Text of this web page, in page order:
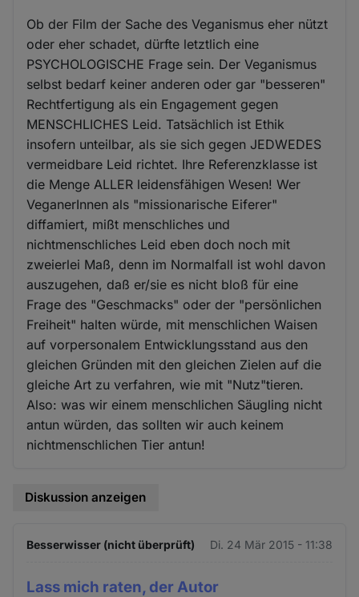
Ob der Film der Sache des Veganismus eher nützt
oder eher schadet, dürfte letztlich eine
PSYCHOLOGISCHE Frage sein. Der Veganismus
selbst bedarf keiner anderen oder gar "besseren"
Rechtfertigung als ein Engagement gegen
MENSCHLICHES Leid. Tatsächlich ist Ethik
insofern unteilbar, als sie sich gegen JEDWEDES
vermeidbare Leid richtet. Ihre Referenzklasse ist
die Menge ALLER leidensfähigen Wesen! Wer
VeganerInnen als "missionarische Eiferer"
diffamiert, mißt menschliches und
nichtmenschliches Leid eben doch noch mit
zweierlei Maß, denn im Normalfall ist wohl davon
auszugehen, daß er/sie es nicht bloß für eine
Frage des "Geschmacks" oder der "persönlichen
Freiheit" halten würde, mit menschlichen Waisen
auf vorpersonalem Entwicklungsstand aus den
gleichen Gründen mit den gleichen Zielen auf die
gleiche Art zu verfahren, wie mit "Nutz"tieren.
Also: was wir einem menschlichen Säugling nicht
antun würden, das sollten wir auch keinem
nichtmenschlichen Tier antun!
Diskussion anzeigen
Besserwisser (nicht überprüft) Di. 24 Mär 2015 - 11:38
Lass mich raten, der Autor